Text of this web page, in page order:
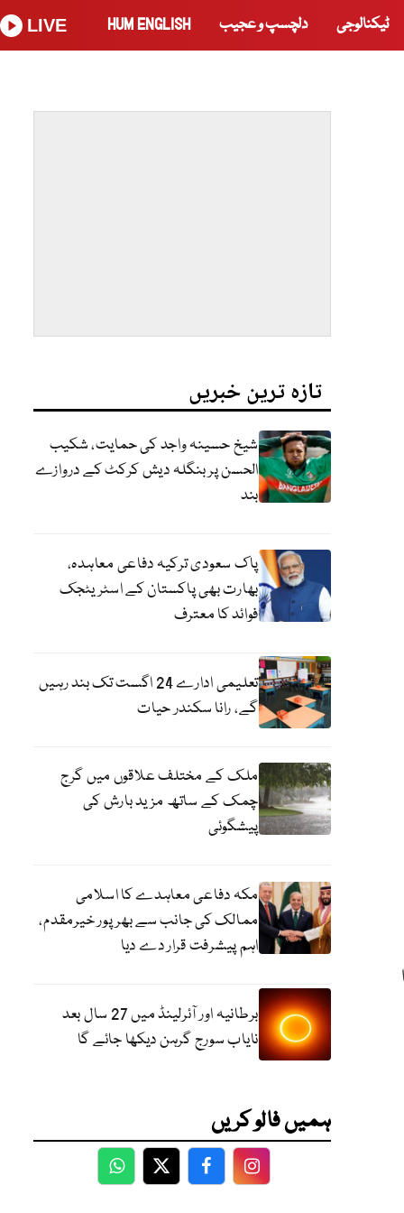
ٹیکنالوجی دلچسپ و عجیب HUM ENGLISH
LIVE
تازہ ترین خبریں
شیخ حسینہ واجد کی حمایت، شکیب
الحسن پر بنگلہ دیش کرکٹ کے دروازے
بند
پاک سعودی ترکیہ دفاعی معاہدہ،
بھارت بھی پاکستان کے اسٹریٹجک
فوائد کا معترف
تعلیمی ادارے 24 اگست تک بند رہیں
گے، رانا سکندر حیات
ملک کے مختلف علاقوں میں گرج
چمک کے ساتھ مزید بارش کی
پیشگوئی
مکہ دفاعی معاہدے کا اسلامی
ممالک کی جانب سے بھرپور خیرمقدم،
اہم پیشرفت قرار دے دیا
برطانیہ اور آئرلینڈ میں 27 سال بعد
نایاب سورج گرہن دیکھا جائے گا
ہمیں فالو کریں
WhatsApp
TwitterFacebookFacebook